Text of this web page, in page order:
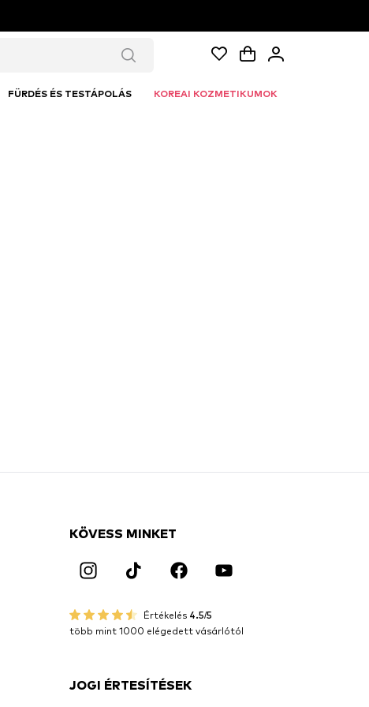
FÜRDÉS ÉS TESTÁPOLÁS KOREAI KOZMETIKUMOK
KÖVESS MINKET
Értékelés 4.5/5
több mint 1000 elégedett vásárlótól
JOGI ÉRTESÍTÉSEK